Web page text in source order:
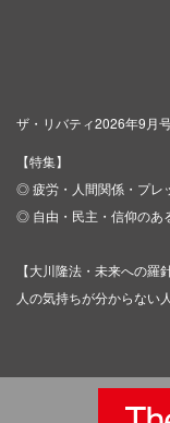
ザ・リバティ2026年9月
【特集】
◎ 疲労・人間関係・プレ
◎ 自由・民主・信仰のあ
【大川隆法・未来への羅
人の気持ちが分からない